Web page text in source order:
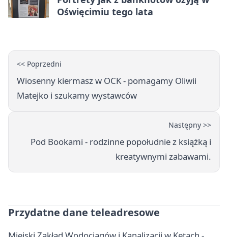
Oświęcimiu tego lata
<< Poprzedni
Wiosenny kiermasz w OCK - pomagamy Oliwii
Matejko i szukamy wystawców
Następny >>
Pod Bookami - rodzinne popołudnie z książką i
kreatywnymi zabawami.
Przydatne dane teleadresowe